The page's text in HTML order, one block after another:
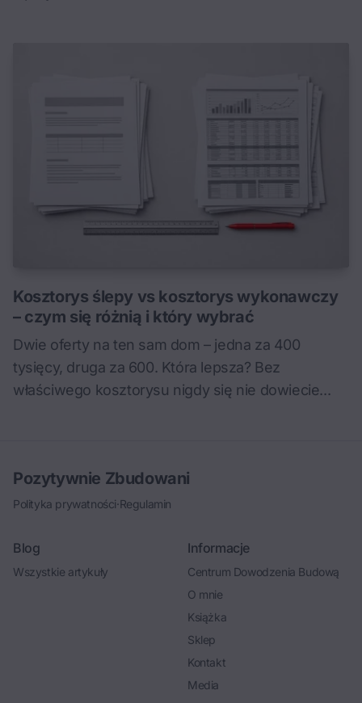
Kosztorys ślepy vs kosztorys wykonawczy
– czym się różnią i który wybrać
Dwie oferty na ten sam dom – jedna za 400
tysięcy, druga za 600. Która lepsza? Bez
właściwego kosztorysu nigdy się nie dowiecie...
Pozytywnie Zbudowani
Polityka prywatności·Regulamin
Blog
Wszystkie artykuły
Informacje
Centrum Dowodzenia Budową
O mnie
Książka
Sklep
Kontakt
Media